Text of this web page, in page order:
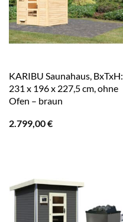
KARIBU Saunahaus, BxTxH:
231 x 196 x 227,5 cm, ohne
Ofen – braun
2.799,00€